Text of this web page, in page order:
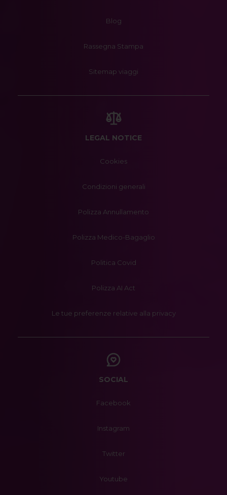
Blog
Rassegna Stampa
Sitemap viaggi
LEGAL NOTICE
Cookies
Condizioni generali
Polizza Annullamento
Polizza Medico-Bagaglio
Politica Covid
Polizza AI Act
Le tue preferenze relative alla privacy
SOCIAL
Facebook
Instagram
Twitter
Youtube